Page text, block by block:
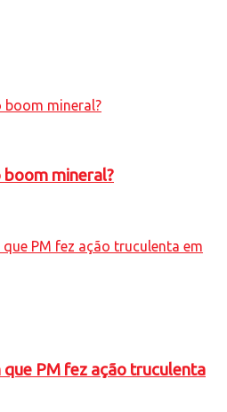
boom mineral?
PM fez ação truculenta